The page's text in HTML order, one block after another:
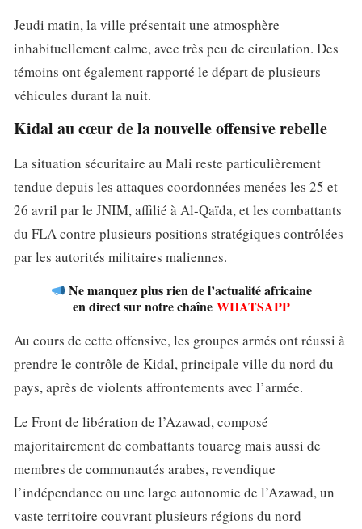
Jeudi matin, la ville présentait une atmosphère
inhabituellement calme, avec très peu de circulation. Des
témoins ont également rapporté le départ de plusieurs
véhicules durant la nuit.
Kidal au cœur de la nouvelle offensive rebelle
La situation sécuritaire au Mali reste particulièrement
tendue depuis les attaques coordonnées menées les 25 et
26 avril par le JNIM, affilié à Al-Qaïda, et les combattants
du FLA contre plusieurs positions stratégiques contrôlées
par les autorités militaires maliennes.
Ne manquez plus rien de l’actualité africaine
en direct sur notre chaîne WHATSAPP
Au cours de cette offensive, les groupes armés ont réussi à
prendre le contrôle de Kidal, principale ville du nord du
pays, après de violents affrontements avec l’armée.
Le Front de libération de l’Azawad, composé
majoritairement de combattants touareg mais aussi de
membres de communautés arabes, revendique
l’indépendance ou une large autonomie de l’Azawad, un
vaste territoire couvrant plusieurs régions du nord